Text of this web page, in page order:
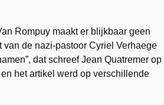
Rompuy maakt er blijkbaar geen
van de nazi-pastoor Cyriel Verhaege
dat schreef Jean Quatremer op
en het artikel werd op verschillende